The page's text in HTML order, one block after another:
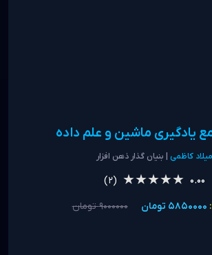
یادگیری ماشین و علم داده
میلاد کاظمی | بنیان گذار ذهن افزار
0.00
★★★★★
★★★★★
(2)
5850000 تومان 9000000 تومان